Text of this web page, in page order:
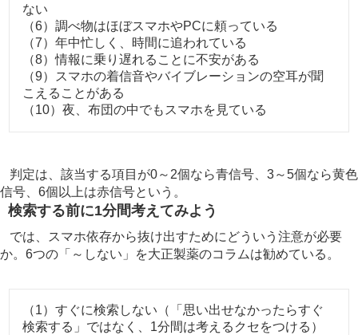
ない
（6）調べ物はほぼスマホやPCに頼っている
（7）年中忙しく、時間に追われている
（8）情報に乗り遅れることに不安がある
（9）スマホの着信音やバイブレーションの空耳が聞
こえることがある
（10）夜、布団の中でもスマホを見ている
判定は、該当する項目が0～2個なら青信号、3～5個なら黄色
信号、6個以上は赤信号という。
検索する前に1分間考えてみよう
では、スマホ依存から抜け出すためにどういう注意が必要
か。6つの「～しない」を大正製薬のコラムは勧めている。
（1）すぐに検索しない（「思い出せなかったらすぐ
検索する」ではなく、1分間は考えるクセをつける）